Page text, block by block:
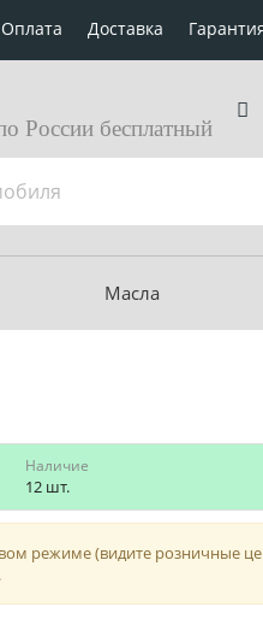
Оплата Доставка
России бесплатный
Масла
Наличие
12 шт.
режиме (видите розничные